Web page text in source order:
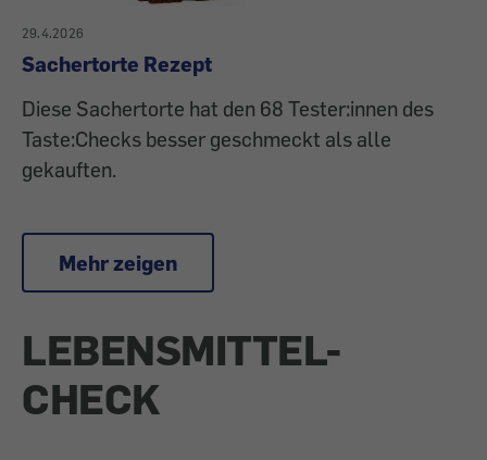
29.4.2026
Sachertorte Rezept
Diese Sachertorte hat den 68 Tester:innen des
Taste:Checks besser geschmeckt als alle
gekauften.
Mehr zeigen
LEBENSMITTEL-
CHECK